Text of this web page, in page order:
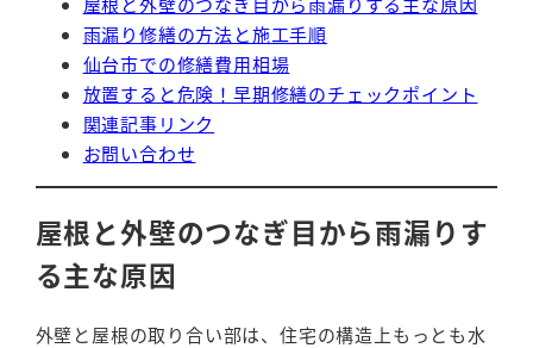
雨漏り修繕の方法と施工手順
仙台市での修繕費用相場
放置すると危険！早期修繕のチェックポイント
関連記事リンク
お問い合わせ
屋根と外壁のつなぎ目から雨漏りす
る主な原因
外壁と屋根の取り合い部は、住宅の構造上もっとも水